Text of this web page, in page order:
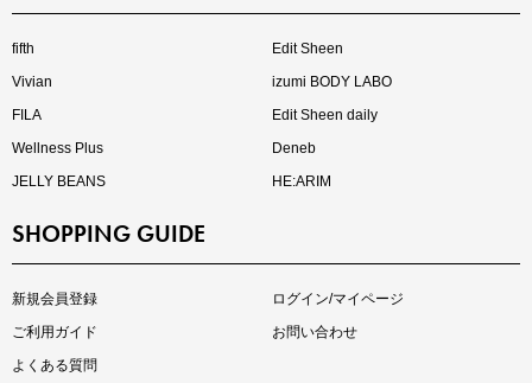
大人の着映えアイテム5選
fifth
Edit Sheen
Vivian
izumi BODY LABO
FILA
Edit Sheen daily
Wellness Plus
Deneb
JELLY BEANS
HE:ARIM
SHOPPING GUIDE
新規会員登録
ログイン/マイページ
ご利用ガイド
お問い合わせ
よくある質問